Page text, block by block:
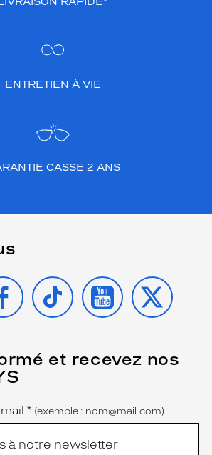
ENTRETIEN À VIE
CASSE 2 ANS
TIKTOK YOUTUBE
X
et recevez nos
* (exemple : nom@mail.com)